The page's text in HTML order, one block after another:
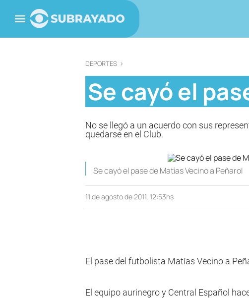
DEPORTES >
Se cayó el
No se llegó a un acuerdo con sus
quedarse en el Club.
Se cayó el pase de Matías Vecino a Peñarol
11 de agosto de 2011, 12:53hs
El pase del futbolista Matías Vecino a
El equipo aurinegro y Central Español